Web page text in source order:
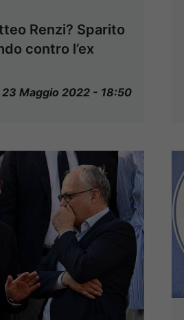
Renzi? Sparito
contro l’ex
23 Maggio 2022 - 18:50